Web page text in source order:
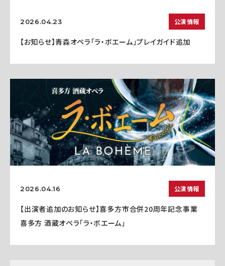
2026.04.23 公演情報
【お知らせ】青森オペラ「ラ・ボエーム」プレイガイド追加
2026.04.16 公演情報
【出演者追加のお知らせ】喜多方市合併20周年記念事業
喜多方 酒蔵オペラ「ラ・ボエーム」